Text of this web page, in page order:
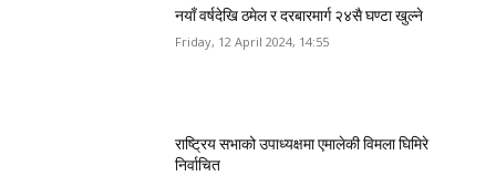
नयाँ वर्षदेखि ठमेल र दरबारमार्ग २४सै घण्टा खुल्ने
Friday, 12 April 2024, 14:55
राष्ट्रिय सभाको उपाध्यक्षमा एमालेकी विमला घिमिरे
निर्वाचित